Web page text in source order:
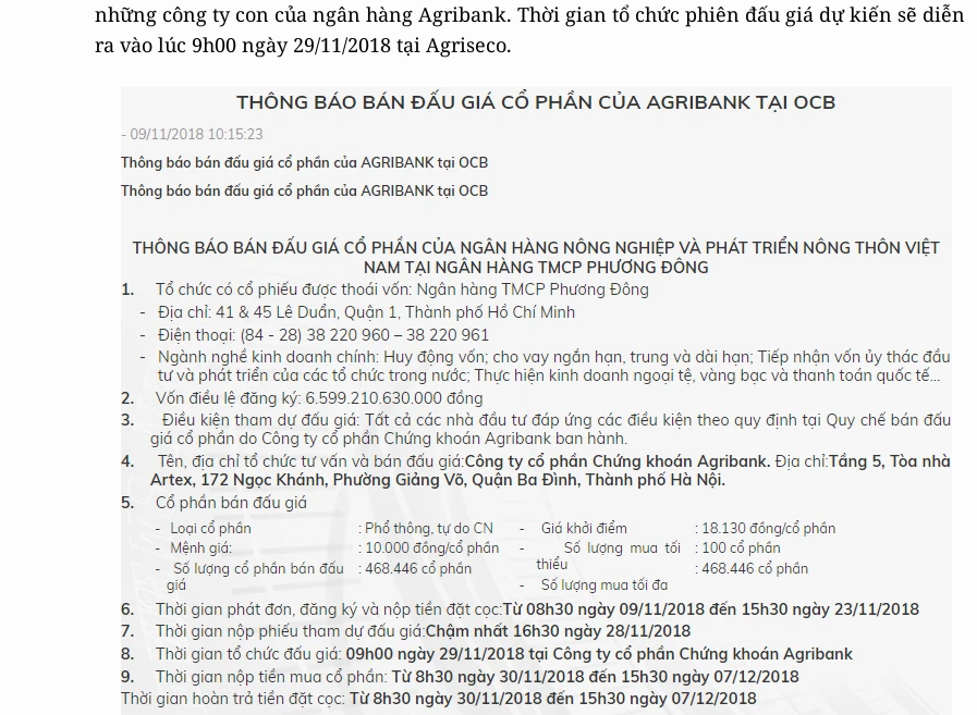
những công ty con của ngân hàng Agribank. Thời gian tổ chức phiên đấu giá dự kiến sẽ diễn
ra vào lúc 9h00 ngày 29/11/2018 tại Agriseco.